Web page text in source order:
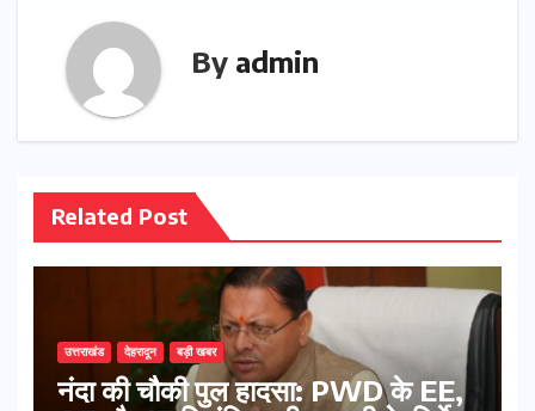
By admin
Related Post
उत्तराखंड देहरादून बड़ी खबर
नंदा की चौकी पुल हादसा: PWD के EE,